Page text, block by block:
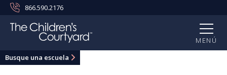
866.590.2176
MENÚ
Busque una escuela